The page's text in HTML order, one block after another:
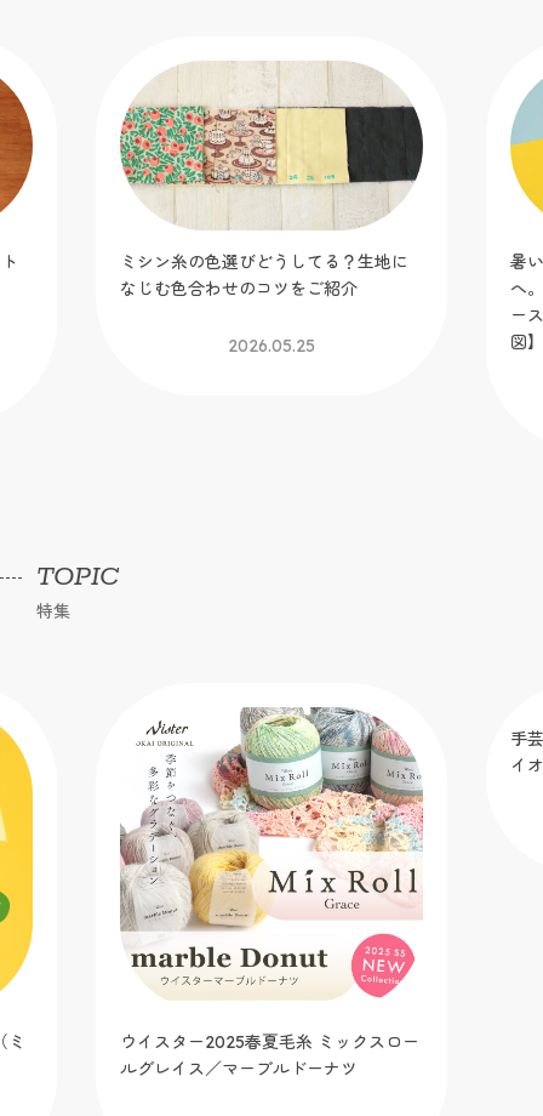
ミシン糸の色選びどうしてる？生地に
なじむ色合わせのコツをご紹介
2026.05.25
暑
へ
ー
図】
TOPIC
特集
ミ
ウイスター2025春夏毛糸 ミックスロー
ルグレイス／マーブルドーナツ